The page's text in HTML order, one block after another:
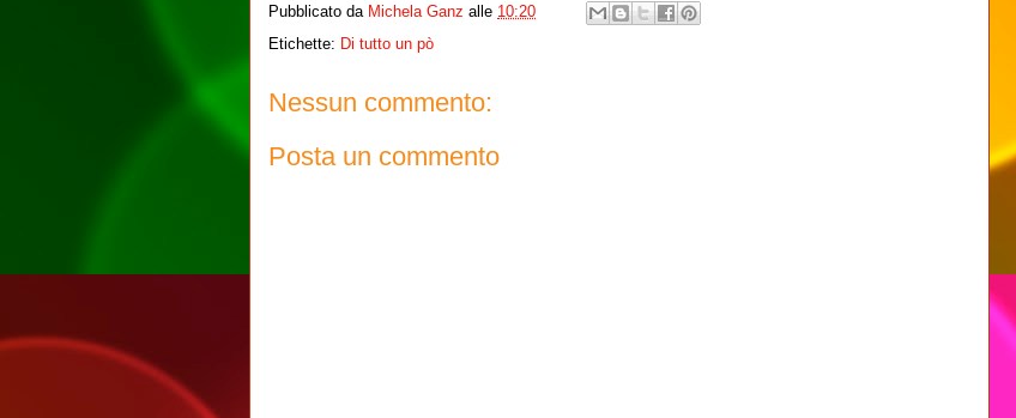
Pubblicato da Michela Ganz alle 10:20
Etichette: Di tutto un pò
Nessun commento:
Posta un commento